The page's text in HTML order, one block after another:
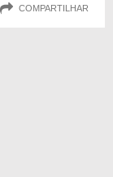
COMPARTILHAR